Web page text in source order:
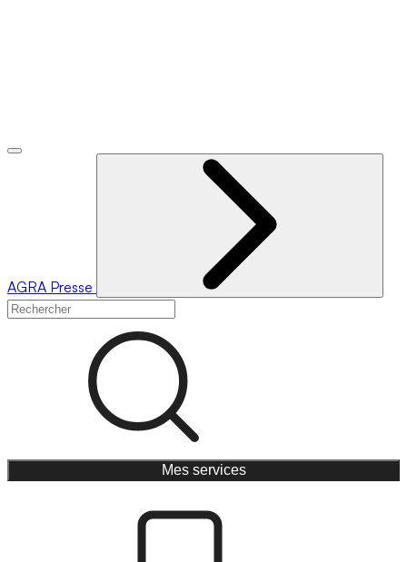
AGRA Presse
Mes services